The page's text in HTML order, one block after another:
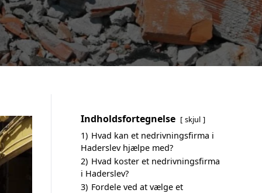
Indholdsfortegnelse skjul
1) Hvad kan et nedrivningsfirma i
Haderslev hjælpe med?
2) Hvad koster et nedrivningsfirma
i Haderslev?
3) Fordele ved at vælge et